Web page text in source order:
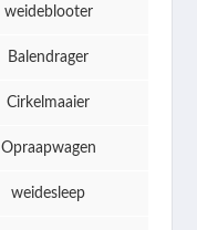
weideblooter
Balendrager
Cirkelmaaier
Opraapwagen
weidesleep